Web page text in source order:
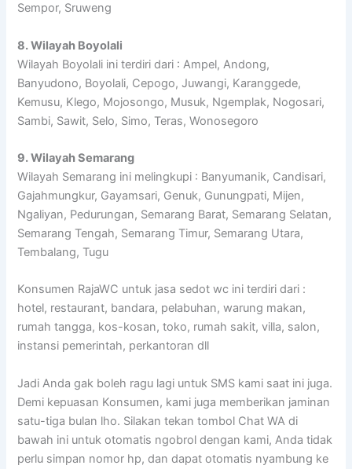
Sempor, Sruweng
8. Wilayah Boyolali
Wilayah Boyolali ini terdiri dari : Ampel, Andong,
Banyudono, Boyolali, Cepogo, Juwangi, Karanggede,
Kemusu, Klego, Mojosongo, Musuk, Ngemplak, Nogosari,
Sambi, Sawit, Selo, Simo, Teras, Wonosegoro
9. Wilayah Semarang
Wilayah Semarang ini melingkupi : Banyumanik, Candisari,
Gajahmungkur, Gayamsari, Genuk, Gunungpati, Mijen,
Ngaliyan, Pedurungan, Semarang Barat, Semarang Selatan,
Semarang Tengah, Semarang Timur, Semarang Utara,
Tembalang, Tugu
Konsumen RajaWC untuk jasa sedot wc ini terdiri dari :
hotel, restaurant, bandara, pelabuhan, warung makan,
rumah tangga, kos-kosan, toko, rumah sakit, villa, salon,
instansi pemerintah, perkantoran dll
Jadi Anda gak boleh ragu lagi untuk SMS kami saat ini juga.
Demi kepuasan Konsumen, kami juga memberikan jaminan
satu-tiga bulan lho. Silakan tekan tombol Chat WA di
bawah ini untuk otomatis ngobrol dengan kami, Anda tidak
perlu simpan nomor hp, dan dapat otomatis nyambung ke